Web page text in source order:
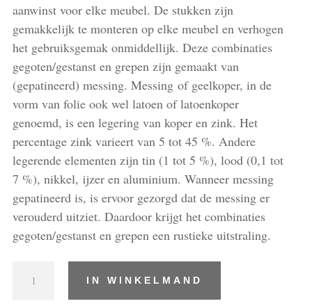
aanwinst voor elke meubel. De stukken zijn
gemakkelijk te monteren op elke meubel en verhogen
het gebruiksgemak onmiddellijk. Deze combinaties
gegoten/gestanst en grepen zijn gemaakt van
(gepatineerd) messing. Messing of geelkoper, in de
vorm van folie ook wel latoen of latoenkoper
genoemd, is een legering van koper en zink. Het
percentage zink varieert van 5 tot 45 %. Andere
legerende elementen zijn tin (1 tot 5 %), lood (0,1 tot
7 %), nikkel, ijzer en aluminium. Wanneer messing
gepatineerd is, is ervoor gezorgd dat de messing er
verouderd uitziet. Daardoor krijgt het combinaties
gegoten/gestanst en grepen een rustieke uitstraling.
gegoten/gestanst
IN WINKELMAND